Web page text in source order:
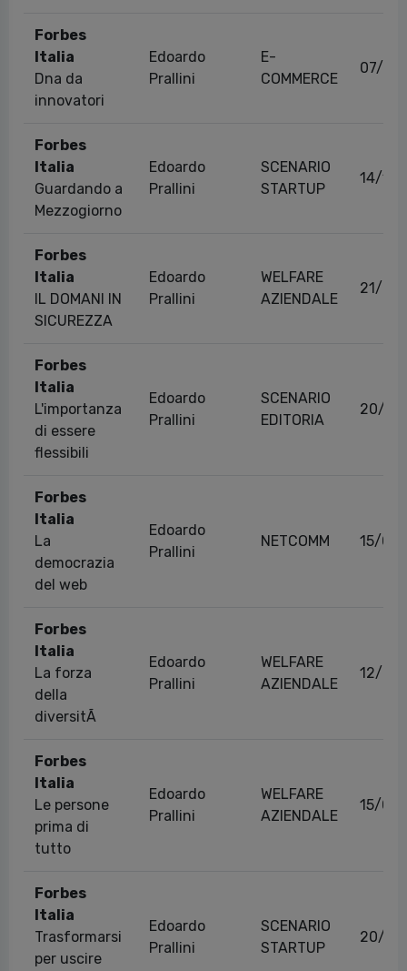
Forbes
Italia
Dna da
innovatori
Edoardo
Prallini
E-
COMMERCE
07/
Forbes
Italia
Guardando a
Mezzogiorno
Edoardo
Prallini
SCENARIO
STARTUP
14/
Forbes
Italia
IL DOMANI IN
SICUREZZA
Edoardo
Prallini
WELFARE
AZIENDALE
21/
Forbes
Italia
L'importanza
di essere
flessibili
Edoardo
Prallini
SCENARIO
EDITORIA
20/
Forbes
Italia
La
democrazia
del web
Edoardo
Prallini
NETCOMM 15/
Forbes
Italia
La forza
della
diversitÃ
Edoardo
Prallini
WELFARE
AZIENDALE
12/
Forbes
Italia
Le persone
prima di
tutto
Edoardo
Prallini
WELFARE
AZIENDALE
15/
Forbes
Italia
Trasformarsi
per uscire
Edoardo
Prallini
SCENARIO
STARTUP
20/